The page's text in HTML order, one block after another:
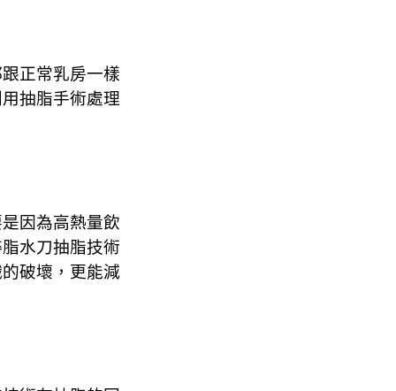
正常乳房一樣
抽脂手術處理
因為高熱量飲
水刀抽脂技術
破壞，更能減